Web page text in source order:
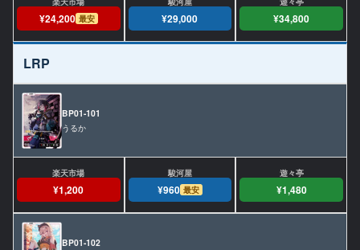
¥24,200 最安 ¥29,000 ¥34,800
LRP
BP01-101
うるか
¥1,200 ¥960 最安 ¥1,480
BP01-102